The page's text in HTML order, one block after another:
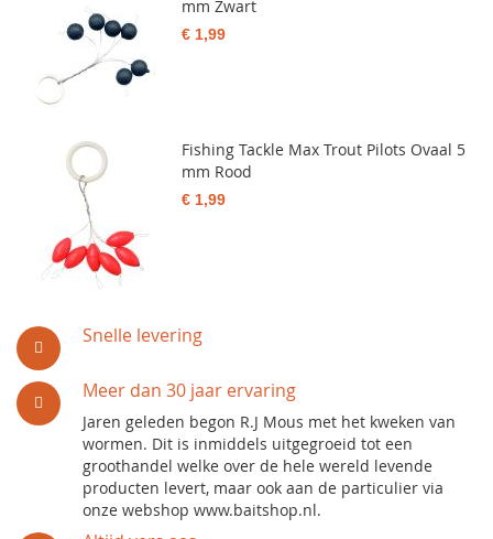
Snelle levering
Meer dan 30 jaar ervaring
Jaren geleden begon R.J Mous met het kweken van
wormen. Dit is inmiddels uitgegroeid tot een
groothandel welke over de hele wereld levende
producten levert, maar ook aan de particulier via
onze webshop www.baitshop.nl.
mm Zwart
€ 1,99
Fishing Tackle Max Trout Pilots Ovaal 5
mm Rood
€ 1,99